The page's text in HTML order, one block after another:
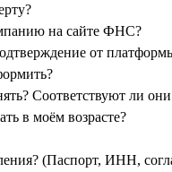
на сайте ФНС?
от
Соответствуют ли
в моём возрасте?
(Паспорт, ИНН,